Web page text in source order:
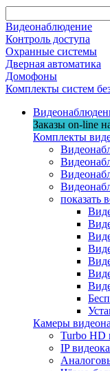
Видеонаблюдение
Контроль доступа
Охранные системы
Дверная автоматика
Домофоны
Комплекты систем
Заказы on-line
Комплекты
показать
Камеры
Turbo HD
IP